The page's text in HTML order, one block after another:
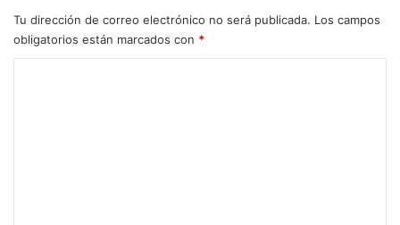
Tu dirección de correo electrónico no será publicada. Los campos
obligatorios están marcados con *